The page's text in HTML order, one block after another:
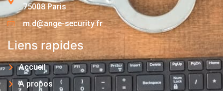
75008 Paris
m.d@ange-security.fr
Liens rapides
Accueil
A propos